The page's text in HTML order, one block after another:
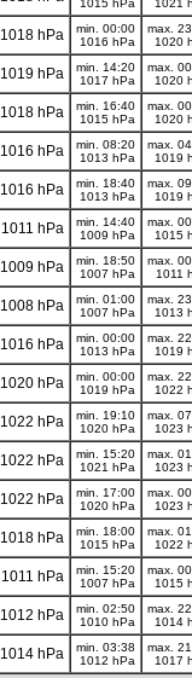
1015 hPa
1021
1018 hPa
min. 00:00
1016 hPa
max.
1020
1019 hPa
min. 14:20
1017 hPa
max.
1020
1018 hPa
min. 16:40
1015 hPa
max.
1020
1016 hPa
min. 08:20
1013 hPa
max.
1019
1016 hPa
min. 18:40
1013 hPa
max.
1019
1011 hPa
min. 14:40
1009 hPa
max.
1015
1009 hPa
min. 18:50
1007 hPa
max.
1011
1008 hPa
min. 01:00
1007 hPa
max.
1013
1016 hPa
min. 00:00
1013 hPa
max.
1019
1020 hPa
min. 00:00
1019 hPa
max.
1022
1022 hPa
min. 19:10
1020 hPa
max.
1023
1022 hPa
min. 15:20
1021 hPa
max.
1023
1022 hPa
min. 17:00
1020 hPa
max.
1023
1018 hPa
min. 18:00
1015 hPa
max.
1022
1011 hPa
min. 15:20
1007 hPa
max.
1015
1012 hPa
min. 02:50
1010 hPa
max.
1014
1014 hPa
min. 03:38
1012 hPa
max.
1017